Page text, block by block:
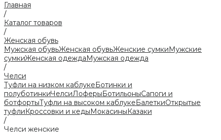
Главная
/
Каталог товаров
/
Женская обувь
Мужская обувьЖенская обувьЖенские сумкиМужские
сумкиЖенская одеждаМужская одежда
/
Челси
Туфли на низком каблукеБотинки и
полуботинкиЧелсиЛоферыБотильоныСапоги и
ботфортыТуфли на высоком каблукеБалеткиОткрытые
туфлиКроссовки и кедыМокасиныКазаки
/
Челси женские